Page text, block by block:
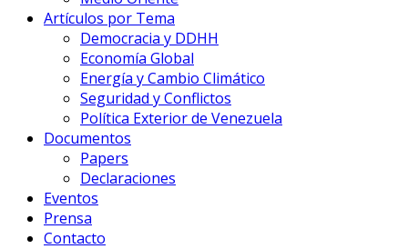
Artículos por Tema
Democracia y DDHH
Economía Global
Energía y Cambio Climático
Seguridad y Conflictos
Política Exterior de Venezuela
Documentos
Papers
Declaraciones
Eventos
Prensa
Contacto